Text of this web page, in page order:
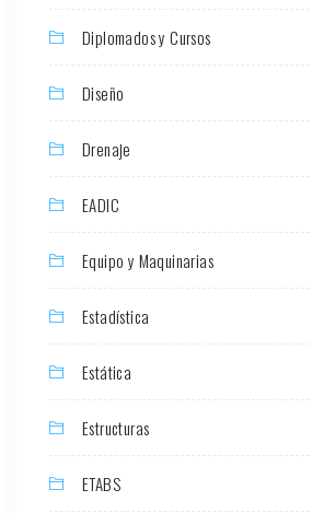
Diplomados y Cursos
Diseño
Drenaje
EADIC
Equipo y Maquinarias
Estadística
Estática
Estructuras
ETABS